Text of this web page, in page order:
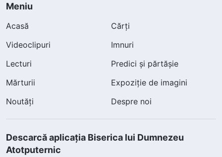
Meniu
Acasă
Cărți
Videoclipuri
Imnuri
Lecturi
Predici și părtășie
Mărturii
Expoziție de imagini
Noutăți
Despre noi
Descarcă aplicația Biserica lui Dumnezeu
Atotputernic